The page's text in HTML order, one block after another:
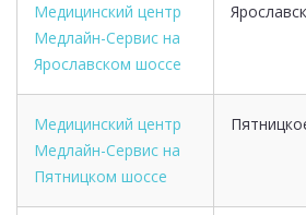
Медицинский центр
Медлайн-Сервис на
Ярославском шоссе
Медицинский центр
Медлайн-Сервис на
Пятницком шоссе